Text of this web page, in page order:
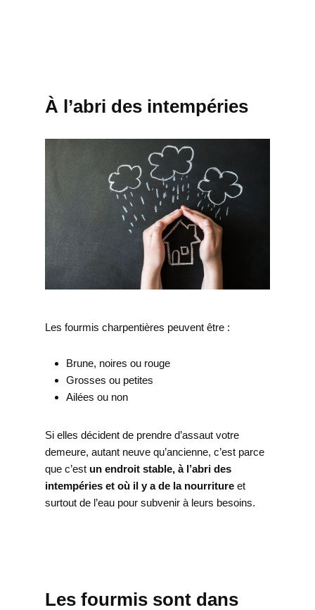
À l’abri des intempéries
Les fourmis charpentières peuvent être :
Brune, noires ou rouge
Grosses ou petites
Ailées ou non
Si elles décident de prendre d’assaut votre
demeure, autant neuve qu’ancienne, c’est parce
que c’est un endroit stable, à l’abri des
intempéries et où il y a de la nourriture et
surtout de l’eau pour subvenir à leurs besoins.
Les fourmis sont dans